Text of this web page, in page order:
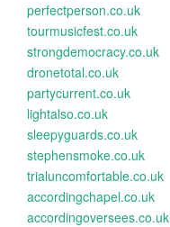
perfectperson.co.uk
tourmusicfest.co.uk
strongdemocracy.co.uk
dronetotal.co.uk
partycurrent.co.uk
lightalso.co.uk
sleepyguards.co.uk
stephensmoke.co.uk
trialuncomfortable.co.uk
accordingchapel.co.uk
accordingoversees.co.uk